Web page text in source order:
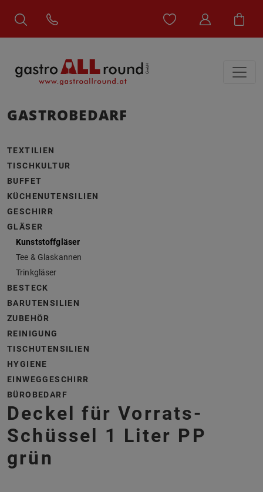
GASTROBEDARF
TEXTILIEN
TISCHKULTUR
BUFFET
KÜCHENUTENSILIEN
GESCHIRR
GLÄSER
Kunststoffgläser
Tee & Glaskannen
Trinkgläser
BESTECK
BARUTENSILIEN
ZUBEHÖR
REINIGUNG
TISCHUTENSILIEN
HYGIENE
EINWEGGESCHIRR
BÜROBEDARF
Deckel für Vorrats-
Schüssel 1 Liter PP
grün